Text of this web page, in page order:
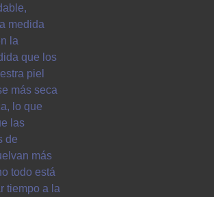
medida
la
que los
piel
más seca
lo que
las
de
más
todo está
tiempo a la